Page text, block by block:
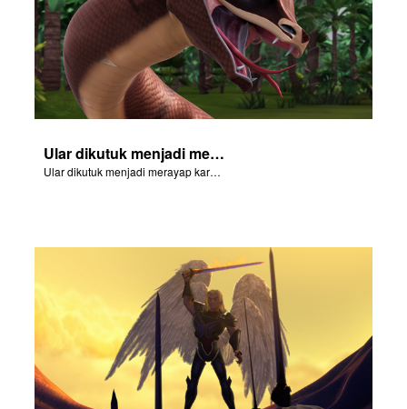
Ular dikutuk menjadi merayap karena ulahnya di Kejatuhan.
Ular dikutuk menjadi merayap karena ulahnya di Kejatuhan.